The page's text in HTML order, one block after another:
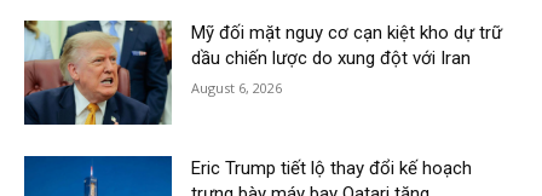
Mỹ đối mặt nguy cơ cạn kiệt kho dự trữ
dầu chiến lược do xung đột với Iran
August 6, 2026
Eric Trump tiết lộ thay đổi kế hoạch